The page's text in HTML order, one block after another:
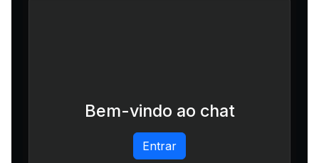
Bem-vindo ao chat
Entrar